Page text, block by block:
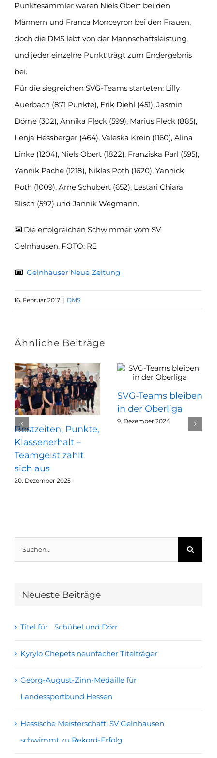
Punktesammler waren Niels Obert bei den
Männern und Franca Monceyron bei den Frauen,
doch die DMS lebt von der Mannschaftsleistung,
und jeder einzelne Punkt trägt zum Endergebnis
bei.
Für die siegreichen SVG-Teams starteten: Lilly
Auerbach (871 Punkte), Erik Diehl (451), Jasmin
Döme (302), Annika Fleck (599), Marius Fleck (885),
Lenja Hessberger (464), Valeska Krein (1160), Alina
Linke (1204), Niels Obert (1822), Franziska Parl (595),
Yannik Pache (1218), Niklas Poth (1620), Yannick
Poth (1009), Arne Schubert (652), Lestari Chiara
Slisch (592) und Jannik Wegmann.
Die erfolgreichen Schwimmer vom SV
Gelnhausen. FOTO: RE
Gelnhäuser Neue Zeitung
16. Februar 2017 | DMS
Ähnliche Beiträge
Bestzeiten, Punkte,
Klassenerhalt –
Teamgeist zahlt
sich aus
20. Dezember 2025
SVG-Teams bleiben
in der Oberliga
9. Dezember 2024
Suche
nach:
Neueste Beiträge
Titel für Schübel und Dörr
Kyrylo Chepets neunfacher Titelträger
Georg-August-Zinn-Medaille für
Landessportbund Hessen
Hessische Meisterschaft: SV Gelnhausen
schwimmt zu Rekord-Erfolg